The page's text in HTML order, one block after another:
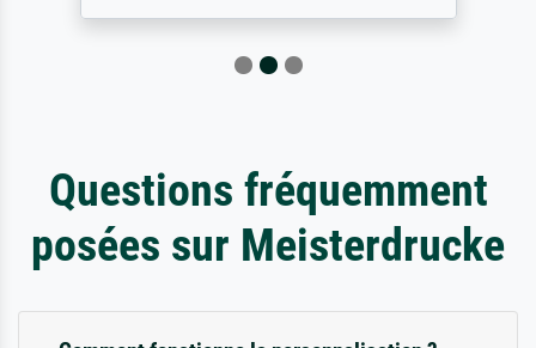
Questions fréquemment
posées sur Meisterdrucke